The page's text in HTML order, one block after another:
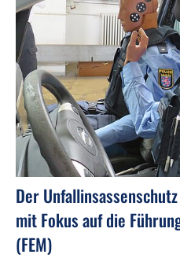
Der
mit Fokus auf die
(FEM)